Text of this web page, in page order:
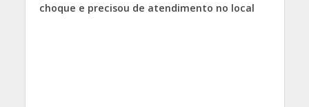
choque e precisou de atendimento no local